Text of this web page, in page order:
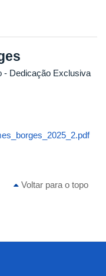
- Dedicação Exclusiva
Voltar para o topo